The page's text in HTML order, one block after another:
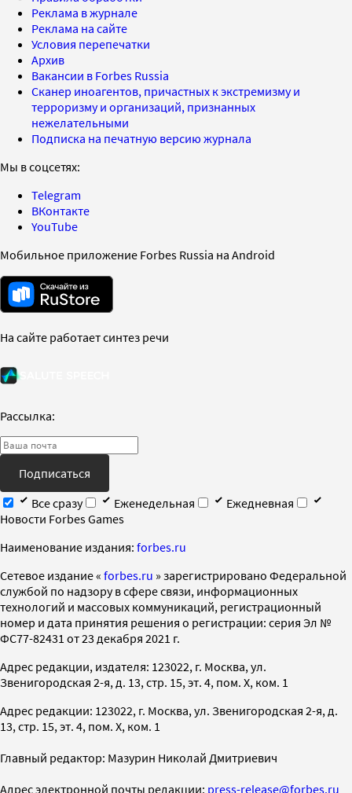
Реклама в журнале
Реклама на сайте
Условия перепечатки
Архив
Вакансии в Forbes Russia
Сканер иноагентов, причастных к экстремизму и
терроризму и организаций, признанных
нежелательными
Подписка на печатную версию журнала
Мы в соцсетях:
Telegram
ВКонтакте
YouTube
Мобильное приложение Forbes Russia на Android
На сайте работает синтез речи
Рассылка:
Подписаться
Все сразу
Еженедельная
Ежедневная
Новости Forbes Games
Наименование издания: forbes.ru
Cетевое издание « forbes.ru » зарегистрировано Федеральной
службой по надзору в сфере связи, информационных
технологий и массовых коммуникаций, регистрационный
номер и дата принятия решения о регистрации: серия Эл №
ФС77-82431 от 23 декабря 2021 г.
Адрес редакции, издателя: 123022, г. Москва, ул.
Звенигородская 2-я, д. 13, стр. 15, эт. 4, пом. X, ком. 1
Адрес редакции: 123022, г. Москва, ул. Звенигородская 2-я, д.
13, стр. 15, эт. 4, пом. X, ком. 1
Главный редактор: Мазурин Николай Дмитриевич
Адрес электронной почты редакции: press-release@forbes.ru